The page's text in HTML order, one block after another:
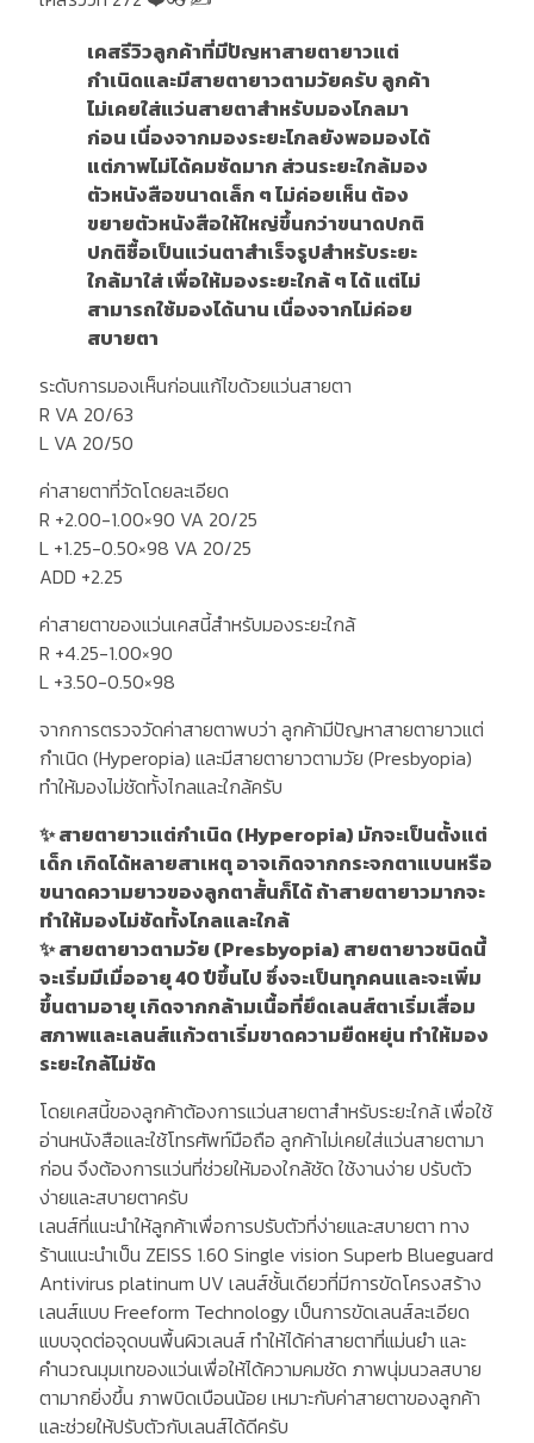
เคสรีวิวลูกค้าที่มีปัญหาสายตายาวแต่
กำเนิดและมีสายตายาวตามวัยครับ ลูกค้า
ไม่เคยใส่แว่นสายตาสำหรับมองไกลมา
ก่อน เนื่องจากมองระยะไกลยังพอมองได้
แต่ภาพไม่ได้คมชัดมาก ส่วนระยะใกล้มอง
ตัวหนังสือขนาดเล็ก ๆ ไม่ค่อยเห็น ต้อง
ขยายตัวหนังสือให้ใหญ่ขึ้นกว่าขนาดปกติ
ปกติซื้อเป็นแว่นตาสำเร็จรูปสำหรับระยะ
ใกล้มาใส่ เพื่อให้มองระยะใกล้ ๆ ได้ แต่ไม่
สามารถใช้มองได้นาน เนื่องจากไม่ค่อย
สบายตา
ระดับการมองเห็นก่อนแก้ไขด้วยแว่นสายตา
R VA 20/63
L VA 20/50
ค่าสายตาที่วัดโดยละเอียด
R +2.00-1.00×90 VA 20/25
L +1.25-0.50×98 VA 20/25
ADD +2.25
ค่าสายตาของแว่นเคสนี้สำหรับมองระยะใกล้
R +4.25-1.00×90
L +3.50-0.50×98
จากการตรวจวัดค่าสายตาพบว่า ลูกค้ามีปัญหาสายตายาวแต่
กำเนิด (Hyperopia) และมีสายตายาวตามวัย (Presbyopia)
ทำให้มองไม่ชัดทั้งไกลและใกล้ครับ
✨ สายตายาวแต่กำเนิด (Hyperopia) มักจะเป็นตั้งแต่
เด็ก เกิดได้หลายสาเหตุ อาจเกิดจากกระจกตาแบนหรือ
ขนาดความยาวของลูกตาสั้นก็ได้ ถ้าสายตายาวมากจะ
ทำให้มองไม่ชัดทั้งไกลและใกล้
✨ สายตายาวตามวัย (Presbyopia) สายตายาวชนิดนี้
จะเริ่มมีเมื่ออายุ 40 ปีขึ้นไป ซึ่งจะเป็นทุกคนและจะเพิ่ม
ขึ้นตามอายุ เกิดจากกล้ามเนื้อที่ยึดเลนส์ตาเริ่มเสื่อม
สภาพและเลนส์แก้วตาเริ่มขาดความยืดหยุ่น ทำให้มอง
ระยะใกล้ไม่ชัด
โดยเคสนี้ของลูกค้าต้องการแว่นสายตาสำหรับระยะใกล้ เพื่อใช้
อ่านหนังสือและใช้โทรศัพท์มือถือ ลูกค้าไม่เคยใส่แว่นสายตามา
ก่อน จึงต้องการแว่นที่ช่วยให้มองใกล้ชัด ใช้งานง่าย ปรับตัว
ง่ายและสบายตาครับ
เลนส์ที่แนะนำให้ลูกค้าเพื่อการปรับตัวที่ง่ายและสบายตา ทาง
ร้านแนะนำเป็น ZEISS 1.60 Single vision Superb Blueguard
Antivirus platinum UV เลนส์ชั้นเดียวที่มีการขัดโครงสร้าง
เลนส์แบบ Freeform Technology เป็นการขัดเลนส์ละเอียด
แบบจุดต่อจุดบนพื้นผิวเลนส์ ทำให้ได้ค่าสายตาที่แม่นยำ และ
คำนวณมุมเทของแว่นเพื่อให้ได้ความคมชัด ภาพนุ่มนวลสบาย
ตามากยิ่งขึ้น ภาพบิดเบือนน้อย เหมาะกับค่าสายตาของลูกค้า
และช่วยให้ปรับตัวกับเลนส์ได้ดีครับ